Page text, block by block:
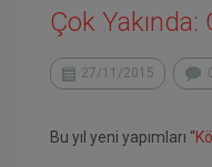
Çok Yakında:
27/11/2015
Bu yıl yeni yapımları “